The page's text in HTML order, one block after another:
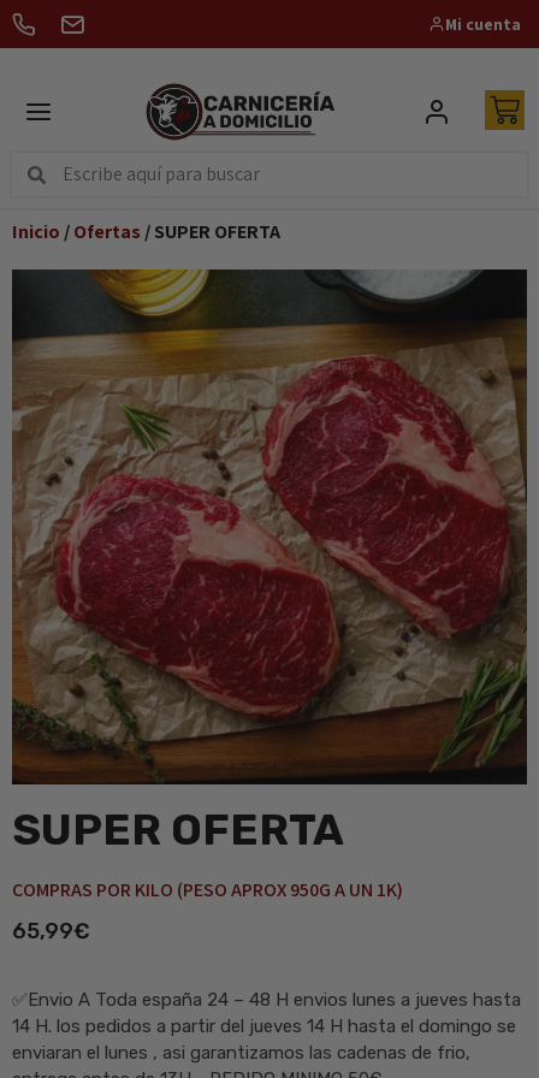
Mi cuenta
Inicio /Ofertas / SUPER OFERTA
SUPER OFERTA
COMPRAS POR KILO (PESO APROX 950G A UN 1K)
65,99€
✅Envio A Toda españa 24 – 48 H envios lunes a jueves hasta
14 H. los pedidos a partir del jueves 14 H hasta el domingo se
enviaran el lunes , asi garantizamos las cadenas de frio,